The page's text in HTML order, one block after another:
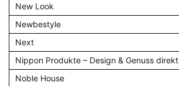
New Look
Newbestyle
Next
Nippon Produkte – Design & Genuss
Noble House